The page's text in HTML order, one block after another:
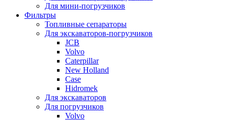
Для мини-погрузчиков
Фильтры
Топливные сепараторы
Для экскаваторов-погрузчиков
JCB
Volvo
Caterpillar
New Holland
Case
Hidromek
Для экскаваторов
Для погрузчиков
Volvo